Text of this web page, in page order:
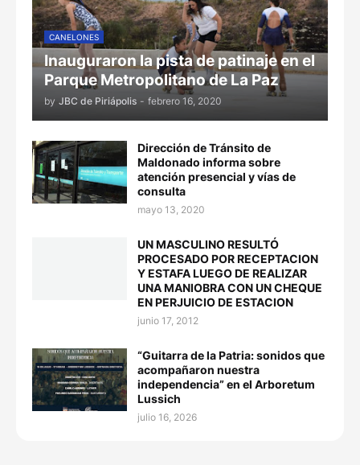
CANELONES
Inauguraron la pista de patinaje en el
Parque Metropolitano de La Paz
by JBC de Piriápolis - febrero 16, 2020
Dirección de Tránsito de
Maldonado informa sobre
atención presencial y vías de
consulta
mayo 13, 2020
UN MASCULINO RESULTÓ
PROCESADO POR RECEPTACION
Y ESTAFA LUEGO DE REALIZAR
UNA MANIOBRA CON UN CHEQUE
EN PERJUICIO DE ESTACION
junio 17, 2012
“Guitarra de la Patria: sonidos que
acompañaron nuestra
independencia” en el Arboretum
Lussich
julio 16, 2026